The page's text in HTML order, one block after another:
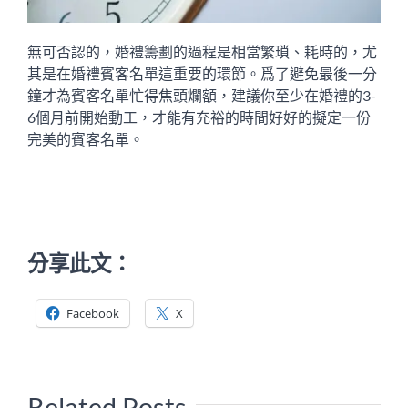
無可否認的，婚禮籌劃的過程是相當繁瑣、耗時的，尤
其是在婚禮賓客名單這重要的環節。爲了避免最後一分
鐘才為賓客名單忙得焦頭爛額，建議你至少在婚禮的3-
6個月前開始動工，才能有充裕的時間好好的擬定一份
完美的賓客名單。
分享此文：
Facebook X